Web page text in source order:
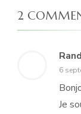
2
6
Je